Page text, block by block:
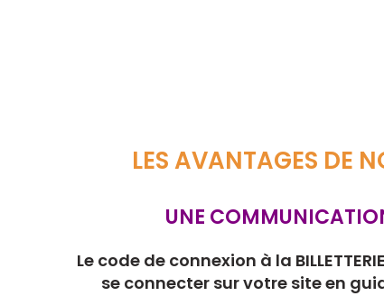
LES AVANTAGES DE
UNE
Le code de connexion à la
se connecter sur votre site en